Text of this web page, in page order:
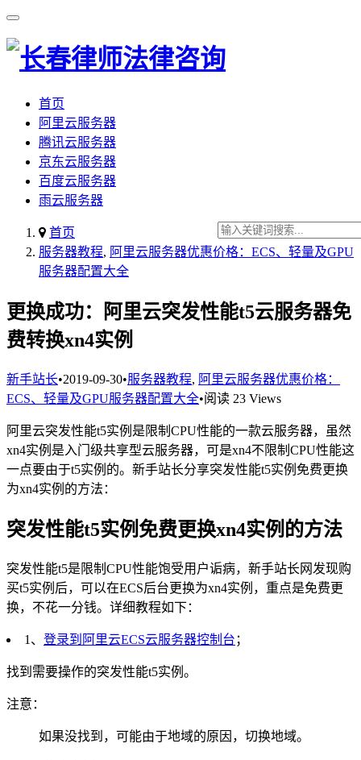
首页
阿里云服务器
腾讯云服务器
京东云服务器
百度云服务器
雨云服务器
首页
服务器教程, 阿里云服务器优惠价格：ECS、轻量及GPU
服务器配置大全
更换成功：阿里云突发性能t5云服务器免
费转换xn4实例
新手站长•2019-09-30•服务器教程, 阿里云服务器优惠价格：
ECS、轻量及GPU服务器配置大全•阅读 23 Views
阿里云突发性能t5实例是限制CPU性能的一款云服务器，虽然
xn4实例是入门级共享型云服务器，可是xn4不限制CPU性能这
一点要由于t5实例的。新手站长分享突发性能t5实例免费更换
为xn4实例的方法：
突发性能t5实例免费更换xn4实例的方法
突发性能t5是限制CPU性能饱受用户诟病，新手站长网发现购
买t5实例后，可以在ECS后台更换为xn4实例，重点是免费更
换，不花一分钱。详细教程如下：
1、 登录到阿里云ECS云服务器控制台 ；
找到需要操作的突发性能t5实例。
注意：
如果没找到，可能由于地域的原因，切换地域。